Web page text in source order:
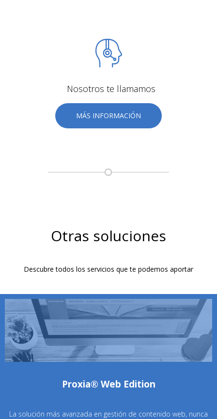
Nosotros te llamamos
MÁS INFORMACIÓN
Otras soluciones
Descubre todos los servicios que te podemos aportar
Proxia® Web Edition
La solución más avanzada en gestión de contenido web, nunca